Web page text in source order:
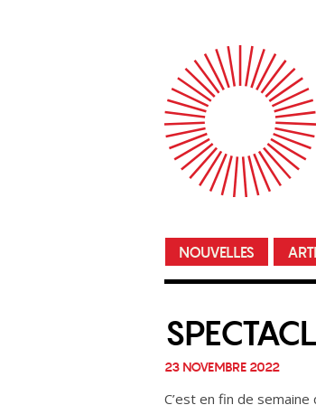
NOUVELLES
23 NOVEMBRE 2022
C’est en fin de